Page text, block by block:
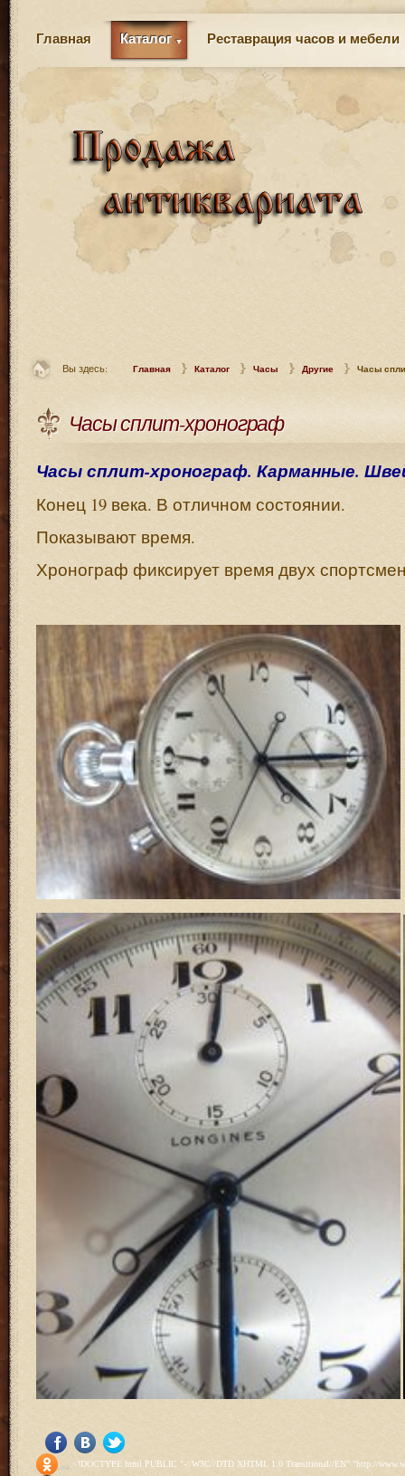
Главная Каталог Реставрация часов и мебели
Вы здесь: Главная Каталог Часы Другие Часы
Часы сплит-хронограф
Часы сплит-хронограф. Карманные.
Конец 19 века. В отличном состоянии.
Показывают время.
Хронограф фиксирует время двух
<!DOCTYPE html PUBLIC "-//W3C//DTD XHTML 1.0 Transitional//EN" "http://www.w3.org/TR/xhtml1/DTD/xhtml1-transitional.dtd"> <html xmlns="http://www.w3.org/1999/xhtml" xml:lang="ru-ru" lang="ru-ru" > <head> <meta name="google-site-verification" content="4vFPaFr8_T0N5uYcY4vh3M1DtIkbIJH6yDV7_NDqfJc" /> <base href="http://antik.1kzn.ru/" /> <meta http-equiv="content-type" content="text/html; charset=utf-8" /> <meta name="keywords" content="каталог антиквариат, часы продажа, старинные часы, напольные часы, настенные часы, каминные часы, мебель, старинные люстры, картины, торшеры, резьба, мебель, коллекционирование, чугунное литьё, предметы старины, реставрация, интерьер, модерн, классицизм, кресло, диван, мозаика, гарнитур, дуб, зеркало, светильник, канделябр, шифоньер, шкаф, буфет, комод, сундук, букинист, жирандоль, бронза" /> <meta name="rights" content="Продажа антиквариата http://antik.1kzn.ru" /> <meta name="author" content="Super User" /> <meta name="description" content="Продажа антиквариата, каталог антиквариата." /> <meta name="generator" content="Joomla! - Open Source Content Management" /> <title>Каталог антиквариата - Продажа антиквариата </title> <link rel="stylesheet" href="/plugins/system/rokbox/assets/styles/rokbox.css" type="text/css" /> <link rel="stylesheet" href="/libraries/gantry/css/grid-12.css" type="text/css" /> <link rel="stylesheet" href="/libraries/gantry/css/gantry.css" type="text/css" /> <link rel="stylesheet" href="/libraries/gantry/css/joomla.css" type="text/css" /> <link rel="stylesheet" href="/templates/rt_juxta/css/joomla.css" type="text/css" /> <link rel="stylesheet" href="/templates/rt_juxta/css/style1.css" type="text/css" /> <link rel="stylesheet" href="/templates/rt_juxta/css/demo-styles.css" type="text/css" /> <link rel="stylesheet" href="/templates/rt_juxta/css/template.css" type="text/css" /> <link rel="stylesheet" href="/templates/rt_juxta/css/template-firefox.css" type="text/css" /> <link rel="stylesheet" href="/templates/rt_juxta/css/typography.css" type="text/css" /> <link rel="stylesheet" href="/templates/rt_juxta/css/backgrounds.css" type="text/css" /> <link rel="stylesheet" href="/templates/rt_juxta/css/fusionmenu.css" type="text/css" /> <link rel="stylesheet" href="/modules/mod_roknewspager/themes/light/roknewspager.css" type="text/css" /> <style type="text/css"> #rt-main-surround ul.menu li.active > a, #rt-main-surround ul.menu li.active > .separator, #rt-main-surround ul.menu li.active > .item, #rt-main-surround .square4 ul.menu li:hover > a, #rt-main-surround .square4 ul.menu li:hover > .item, #rt-main-surround .square4 ul.menu li:hover > .separator, .roktabs-links ul li.active span, .menutop li:hover > .item, .menutop li.f-menuparent-itemfocus .item, .menutop li.active > .item {color:#660000;} a, .button, #rt-main-surround ul.menu a:hover, #rt-main-surround ul.menu .separator:hover, #rt-main-surround ul.menu .item:hover, .title1 .module-title .title, #rt-main .item_add:link, #rt-main .item_add:visited, #rt-main .simpleCart_empty:link, #rt-main .simpleCart_empty:visited, #rt-main .simpleCart_checkout:link, #rt-main .simpleCart_checkout:visited {color:#660000;} body #rt-logo {width:400px;height:200px;} </style> <script src="/media/system/js/mootools-core.js" type="text/javascript"></script> <script src="/media/system/js/core.js" type="text/javascript"></script> <script src="/media/
Social Like